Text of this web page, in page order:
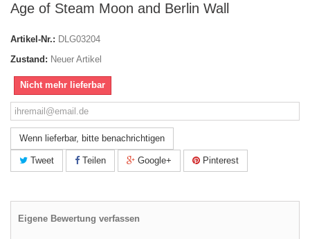
Age of Steam Moon and Berlin Wall
Artikel-Nr.: DLG03204
Zustand: Neuer Artikel
Nicht mehr lieferbar
Wenn lieferbar, bitte benachrichtigen
Tweet Teilen Google+ Pinterest
Eigene Bewertung verfassen